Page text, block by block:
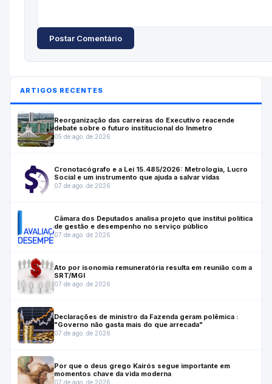
Postar Comentário
ARTIGOS RECENTES
Reorganização das carreiras do Executivo reacende
debate sobre o futuro institucional do Inmetro
05 de ago. de 2026
Cronotacógrafo e a Lei 15.485/2026: Metrologia, Lucro
Social e um instrumento que ajuda a salvar vidas
07 de ago. de 2026
Câmara dos Deputados analisa projeto que institui política
de gestão e desempenho no serviço público
07 de ago. de 2026
Ato por isonomia remuneratória resulta em reunião com a
SRT/MGI
07 de ago. de 2026
Declarações de ministro da Fazenda geram polêmica :
"Governo não gasta mais do que arrecada"
07 de ago. de 2026
Por que o deus grego Kairós segue importante em
momentos chave da vida moderna
07 de ago. de 2026